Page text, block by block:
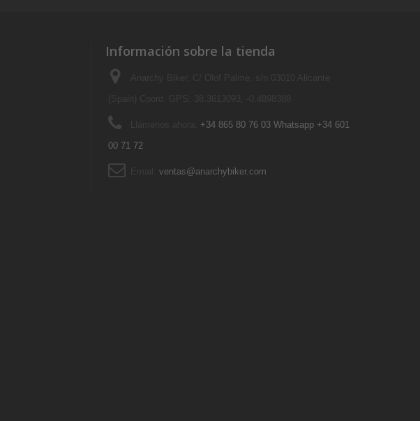
Información sobre la tienda
+34 865 80 76 03 Whatsapp +34 601
00 71 72
ventas@anarchybiker.com